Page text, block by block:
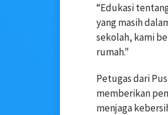
“Edukasi
yang masih
sekolah, kami
rumah."
Petugas dari
memberikan
menjaga